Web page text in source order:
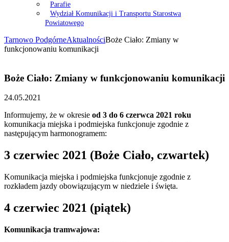
Parafie
Wydział Komunikacji i Transportu Starostwa
Powiatowego
Tarnowo PodgórneAktualnościBoże Ciało: Zmiany w
funkcjonowaniu komunikacji
Boże Ciało: Zmiany w funkcjonowaniu komunikacji
24.05.2021
Informujemy, że w okresie od 3 do 6 czerwca 2021 roku
komunikacja miejska i podmiejska funkcjonuje zgodnie z
następującym harmonogramem:
3 czerwiec 2021 (Boże Ciało, czwartek)
Komunikacja miejska i podmiejska funkcjonuje zgodnie z
rozkładem jazdy obowiązującym w niedziele i święta.
4 czerwiec 2021 (piątek)
Komunikacja tramwajowa: